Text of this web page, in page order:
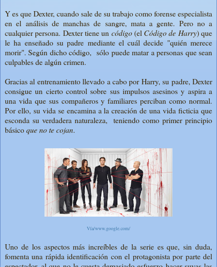
Y es que Dexter, cuando sale de su trabajo como forense especialista
en el análisis de manchas de sangre, mata a gente. Pero no a
cualquier persona. Dexter tiene un código(el Código de Harry) que
le ha enseñado su padre mediante el cuál decide "quién merece
morir". Según dicho código, sólo puede matar a personas que sean
culpables de algún crimen.
Gracias al entrenamiento llevado a cabo por Harry, su padre, Dexter
consigue un cierto control sobre sus impulsos asesinos y aspira a
una vida que sus compañeros y familiares perciban como normal.
Por ello, su vida se encamina a la creación de una vida ficticia que
esconda su verdadera naturaleza, teniendo como primer principio
básicoque no te cojan.
Vía/www.google.com/
Uno de los aspectos más increíbles de la serie es que, sin duda,
fomenta una rápida identificación con el protagonista por parte del